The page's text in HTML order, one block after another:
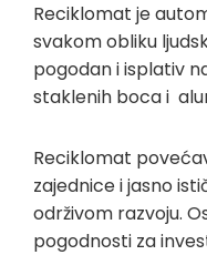
Reciklomat je
svakom obliku
pogodan i isplativ
staklenih boca i
Reciklomat
zajednice i jasno
održivom razvoju.
pogodnosti za